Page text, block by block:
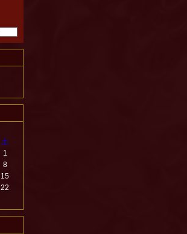
土
1
8
15
22